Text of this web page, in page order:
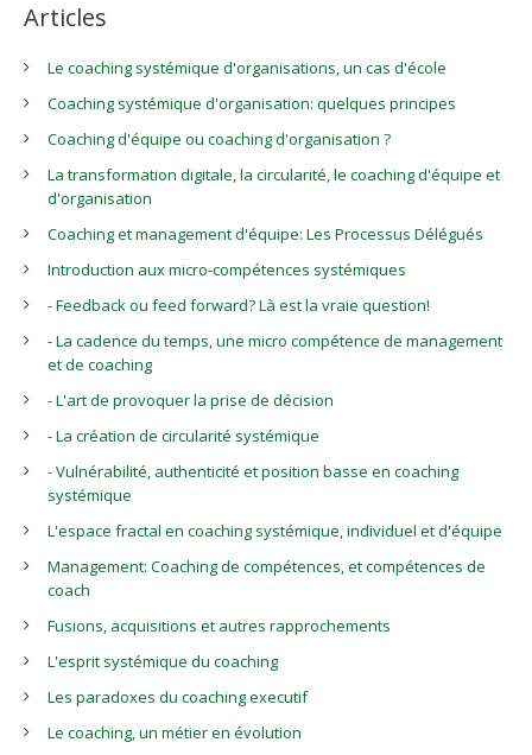
Articles
Le coaching systémique d'organisations, un cas d'école
Coaching systémique d'organisation: quelques principes
Coaching d'équipe ou coaching d'organisation ?
La transformation digitale, la circularité, le coaching d'équipe et
d'organisation
Coaching et management d'équipe: Les Processus Délégués
Introduction aux micro-compétences systémiques
- Feedback ou feed forward? Là est la vraie question!
- La cadence du temps, une micro compétence de management
et de coaching
- L'art de provoquer la prise de décision
- La création de circularité systémique
- Vulnérabilité, authenticité et position basse en coaching
systémique
L'espace fractal en coaching systémique, individuel et d'équipe
Management: Coaching de compétences, et compétences de
coach
Fusions, acquisitions et autres rapprochements
L'esprit systémique du coaching
Les paradoxes du coaching executif
Le coaching, un métier en évolution